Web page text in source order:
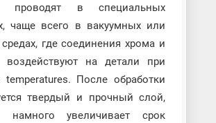
проводят в специальных
чаще всего в вакуумных или
где соединения хрома и
воздействуют на детали при
temperatures. После обработки
твердый и прочный слой,
намного увеличивает срок